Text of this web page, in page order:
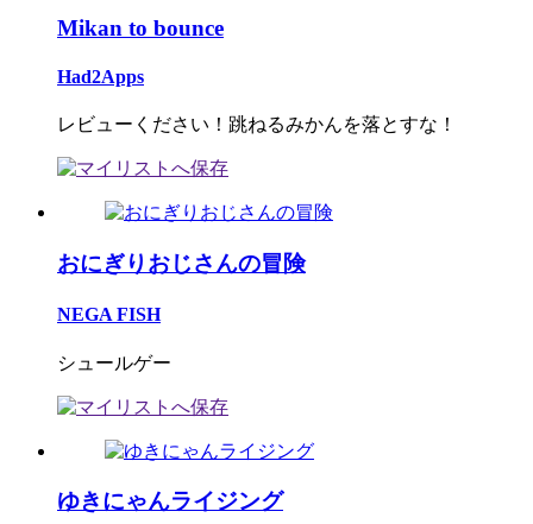
Mikan to bounce
Had2Apps
レビューください！跳ねるみかんを落とすな！
おにぎりおじさんの冒険
NEGA FISH
シュールゲー
ゆきにゃんライジング